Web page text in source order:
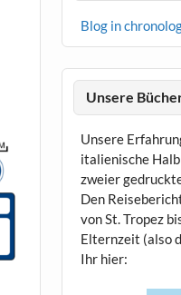
Blog in
Unsere
Unsere
italienische
zweier
Den
von St. Tropez
Elternzeit (also
Ihr hier: